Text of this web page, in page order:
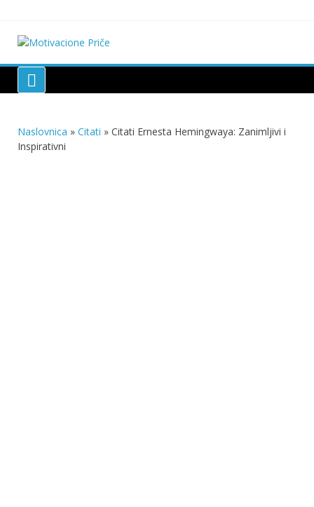
content
Motivacione Priče
Naslovnica » Citati » Citati Ernesta Hemingwaya: Zanimljivi i
Inspirativni